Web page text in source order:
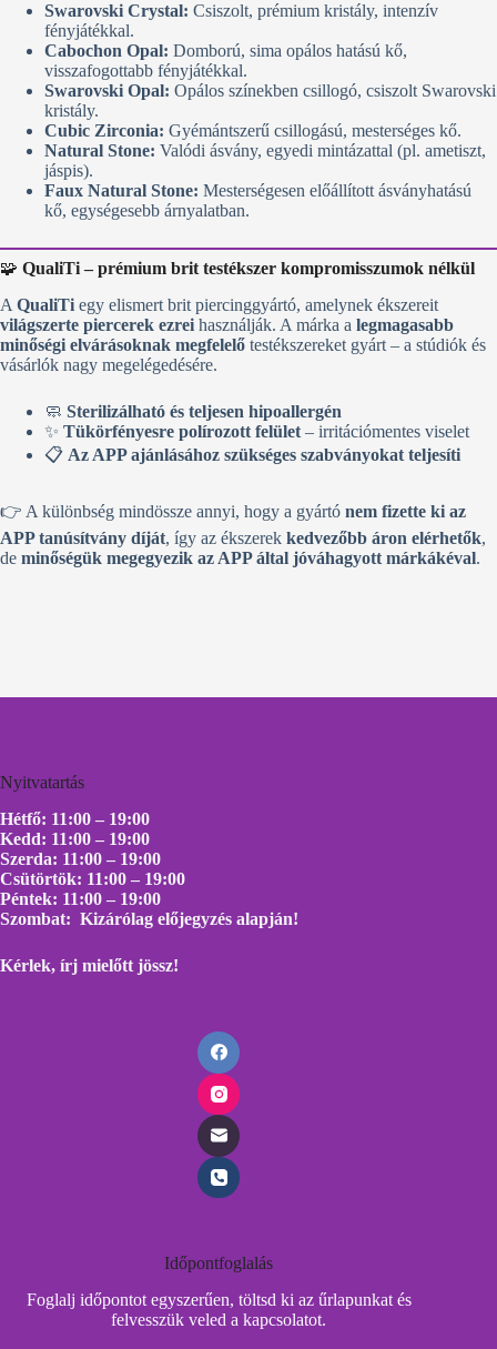
Swarovski Crystal: Csiszolt, prémium kristály, intenzív
fényjátékkal.
Cabochon Opal: Domború, sima opálos hatású kő,
visszafogottabb fényjátékkal.
Swarovski Opal: Opálos színekben csillogó, csiszolt Swarovski
kristály.
Cubic Zirconia: Gyémántszerű csillogású, mesterséges kő.
Natural Stone: Valódi ásvány, egyedi mintázattal (pl. ametiszt,
jáspis).
Faux Natural Stone: Mesterségesen előállított ásványhatású
kő, egységesebb árnyalatban.
🧩 QualiTi – prémium brit testékszer kompromisszumok nélkül
A QualiTi egy elismert brit piercinggyártó, amelynek ékszereit
világszerte piercerek ezrei használják. A márka a legmagasabb
minőségi elvárásoknak megfelelő testékszereket gyárt – a stúdiók és
vásárlók nagy megelégedésére.
🧼 Sterilizálható és teljesen hipoallergén
✨ Tükörfényesre polírozott felület – irritációmentes viselet
📋 Az APP ajánlásához szükséges szabványokat teljesíti
👉 A különbség mindössze annyi, hogy a gyártó nem fizette ki az
APP tanúsítvány díját, így az ékszerek kedvezőbb áron elérhetők,
de minőségük megegyezik az APP által jóváhagyott márkákéval.
Nyitvatartás
Hétfő: 11:00 – 19:00
Kedd: 11:00 – 19:00
Szerda: 11:00 – 19:00
Csütörtök: 11:00 – 19:00
Péntek: 11:00 – 19:00
Szombat: Kizárólag előjegyzés alapján!
Kérlek, írj mielőtt jössz!
Időpontfoglalás
Foglalj időpontot egyszerűen, töltsd ki az űrlapunkat és
felvesszük veled a kapcsolatot.